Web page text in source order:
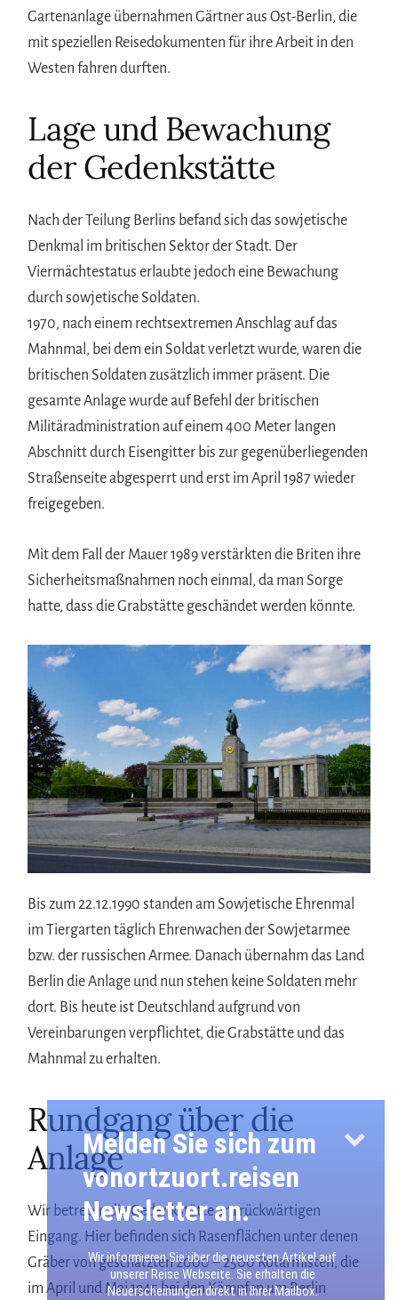
Gartenanlage übernahmen Gärtner aus Ost-Berlin, die
mit speziellen Reisedokumenten für ihre Arbeit in den
Westen fahren durften.
Lage und Bewachung
der Gedenkstätte
Nach der Teilung Berlins befand sich das sowjetische
Denkmal im britischen Sektor der Stadt. Der
Viermächtestatus erlaubte jedoch eine Bewachung
durch sowjetische Soldaten.
1970, nach einem rechtsextremen Anschlag auf das
Mahnmal, bei dem ein Soldat verletzt wurde, waren die
britischen Soldaten zusätzlich immer präsent. Die
gesamte Anlage wurde auf Befehl der britischen
Militäradministration auf einem 400 Meter langen
Abschnitt durch Eisengitter bis zur gegenüberliegenden
Straßenseite abgesperrt und erst im April 1987 wieder
freigegeben.
Mit dem Fall der Mauer 1989 verstärkten die Briten ihre
Sicherheitsmaßnahmen noch einmal, da man Sorge
hatte, dass die Grabstätte geschändet werden könnte.
Bis zum 22.12.1990 standen am Sowjetische Ehrenmal
im Tiergarten täglich Ehrenwachen der Sowjetarmee
bzw. der russischen Armee. Danach übernahm das Land
Berlin die Anlage und nun stehen keine Soldaten mehr
dort. Bis heute ist Deutschland aufgrund von
Vereinbarungen verpflichtet, die Grabstätte und das
Mahnmal zu erhalten.
Rundgang über die
Anlage
Wir betreten die Gedenkstätte am rückwärtigen
Eingang. Hier befinden sich Rasenflächen unter denen
Gräber von geschätzten 2000 – 2500 Rotarmisten, die
im April und Mai 1945 bei den Kämpfen um Berlin
Melden Sie sich zum
vonortzuort.reisen
Newsletter an.
Wir informieren Sie über die neuesten Artikel auf
unserer Reise Webseite. Sie erhalten die
Neuerscheinungen direkt in Ihrer Mailbox.